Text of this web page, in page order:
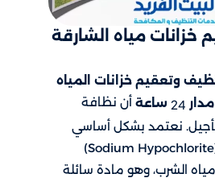
خزانات مياه الشارقة
وتعقيم خزانات المياه
24 ساعة أن نظافة
نعتمد بشكل أساسي
على الكلور السائل (Sodium Hypochlorite)
الشرب، وهو مادة سائلة